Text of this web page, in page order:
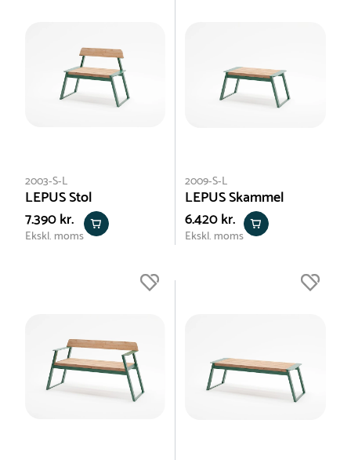
2003-S-L
LEPUS Stol
7.390 kr.
Ekskl. moms
2009-S-L
LEPUS Skammel
6.420 kr.
Ekskl. moms